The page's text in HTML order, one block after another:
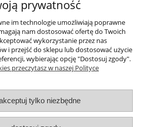
Pomoc
Moje konto
Płatności i dostawa
O nas
prywatność
im technologie umożliwiają poprawne
nam dostosować ofertę do Twoich
wykorzystanie przez nas
i przejść do sklepu lub dostosować użycie
wybierając opcję "Dostosuj zgody".
przeczytasz w naszej Polityce
tylko niezbędne